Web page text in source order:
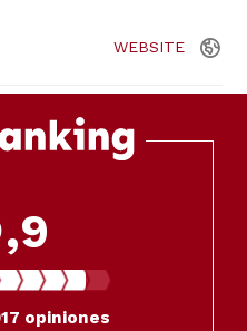
WEBSITE
,9
opiniones